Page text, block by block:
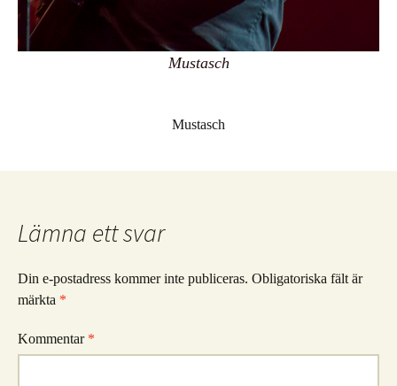
Mustasch
Mustasch
Lämna ett svar
Din e-postadress kommer inte publiceras. Obligatoriska fält är
märkta *
Kommentar *